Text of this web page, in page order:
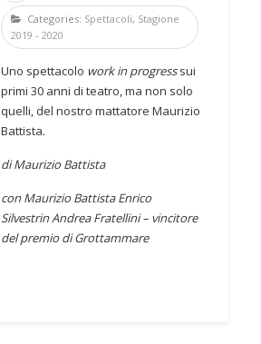
Categories: Spettacoli, Stagione
2019 - 2020
Uno spettacolo work in progresssui
primi 30 anni di teatro, ma non solo
quelli, del nostro mattatore Maurizio
Battista.
di Maurizio Battista
con Maurizio BattistaEnrico
SilvestrinAndrea Fratellini – vincitore
del premio di Grottammare